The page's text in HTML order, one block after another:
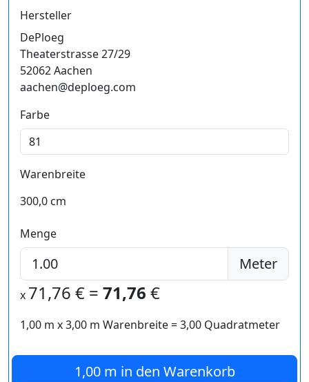
Hersteller
DePloeg
Theaterstrasse 27/29
52062 Aachen
aachen@deploeg.com
Farbe
Warenbreite
300,0 cm
Menge
Meter
x 71,76 € = 71,76 €
1,00 m x3,00 m Warenbreite =3,00 Quadratmeter
1,00 m in den Warenkorb